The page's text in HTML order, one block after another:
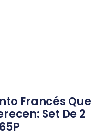
Francés Que
Set De 2